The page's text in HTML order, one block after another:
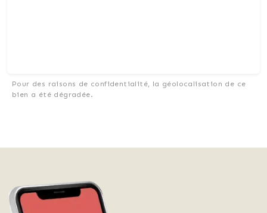
Pour des raisons de confidentialité, la géolocalisation de ce
bien a été dégradée.